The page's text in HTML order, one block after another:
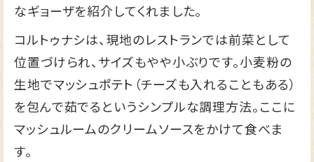
なギョーザを紹介してくれました。
コルトゥナシは、現地のレストランでは前菜として
位置づけられ、サイズもやや小ぶりです。小麦粉の
生地でマッシュポテト（チーズも入れることもある）
を包んで茹でるというシンプルな調理方法。ここに
マッシュルームのクリームソースをかけて食べま
す。